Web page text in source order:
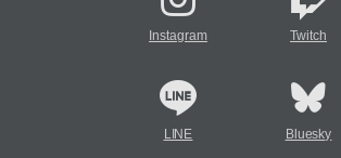
Instagram Twitch
LINE Bluesky